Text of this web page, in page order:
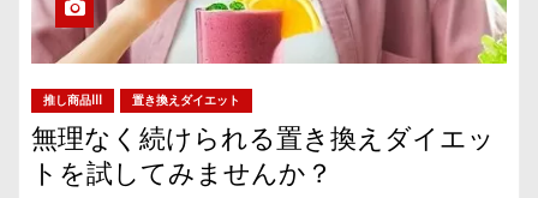
推し商品III 置き換えダイエット
無理なく続けられる置き換えダイエッ
トを試してみませんか？